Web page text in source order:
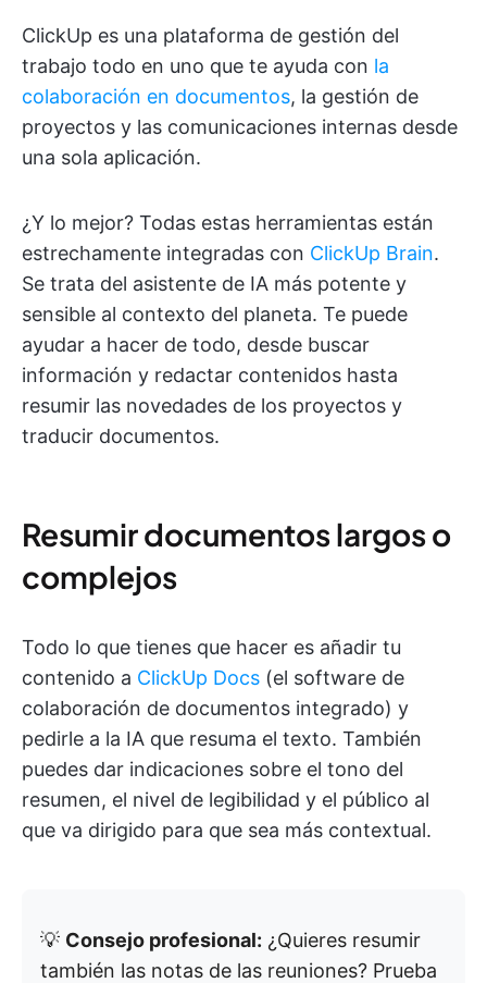
ClickUp es una plataforma de gestión del
trabajo todo en uno que te ayuda con la
colaboración en documentos, la gestión de
proyectos y las comunicaciones internas desde
una sola aplicación.
¿Y lo mejor? Todas estas herramientas están
estrechamente integradas con ClickUp Brain.
Se trata del asistente de IA más potente y
sensible al contexto del planeta. Te puede
ayudar a hacer de todo, desde buscar
información y redactar contenidos hasta
resumir las novedades de los proyectos y
traducir documentos.
Resumir documentos largos o
complejos
Todo lo que tienes que hacer es añadir tu
contenido a ClickUp Docs (el software de
colaboración de documentos integrado) y
pedirle a la IA que resuma el texto. También
puedes dar indicaciones sobre el tono del
resumen, el nivel de legibilidad y el público al
que va dirigido para que sea más contextual.
💡 Consejo profesional: ¿Quieres resumir
también las notas de las reuniones? Prueba